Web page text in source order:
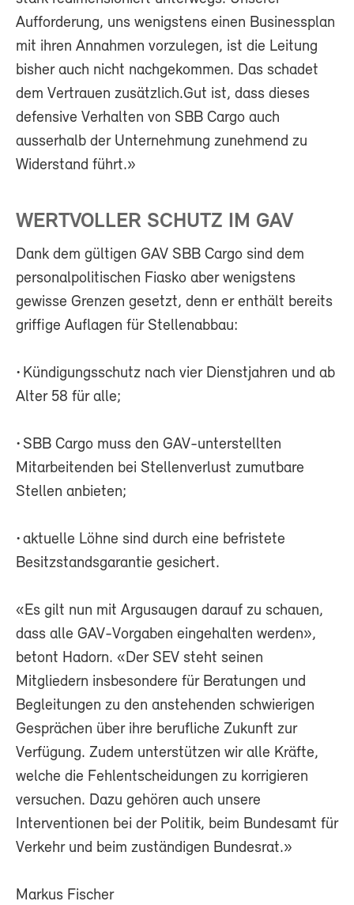
Aufforderung, uns wenigstens einen Businessplan
mit ihren Annahmen vorzulegen, ist die Leitung
bisher auch nicht nachgekommen. Das schadet
dem Vertrauen zusätzlich.Gut ist, dass dieses
defensive Verhalten von SBB Cargo auch
ausserhalb der Unternehmung zunehmend zu
Widerstand führt.»
WERTVOLLER SCHUTZ IM GAV
Dank dem gültigen GAV SBB Cargo sind dem
personalpolitischen Fiasko aber wenigstens
gewisse Grenzen gesetzt, denn er enthält bereits
griffige Auflagen für Stellenabbau:
• Kündigungsschutz nach vier Dienstjahren und ab
Alter 58 für alle;
• SBB Cargo muss den GAV-unterstellten
Mitarbeitenden bei Stellenverlust zumutbare
Stellen anbieten;
• aktuelle Löhne sind durch eine befristete
Besitzstandsgarantie gesichert.
«Es gilt nun mit Argusaugen darauf zu schauen,
dass alle GAV-Vorgaben eingehalten werden»,
betont Hadorn. «Der SEV steht seinen
Mitgliedern insbesondere für Beratungen und
Begleitungen zu den anstehenden schwierigen
Gesprächen über ihre berufliche Zukunft zur
Verfügung. Zudem unterstützen wir alle Kräfte,
welche die Fehlentscheidungen zu korrigieren
versuchen. Dazu gehören auch unsere
Interventionen bei der Politik, beim Bundesamt für
Verkehr und beim zuständigen Bundesrat.»
Markus Fischer